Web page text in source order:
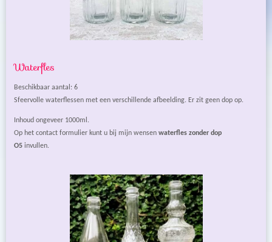
Waterfles
Beschikbaar aantal: 6
Sfeervolle waterflessen met een verschillende afbeelding. Er zit geen dop op.
Inhoud ongeveer 1000ml.
Op het contact formulier kunt u bij mijn wensen waterfles zonder dop
O5 invullen.